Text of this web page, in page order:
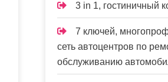
3 in 1, гостиничный
7 ключей,
сеть автоцентров по
обслуживанию